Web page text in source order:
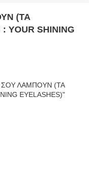
(TA
YOUR SHINING